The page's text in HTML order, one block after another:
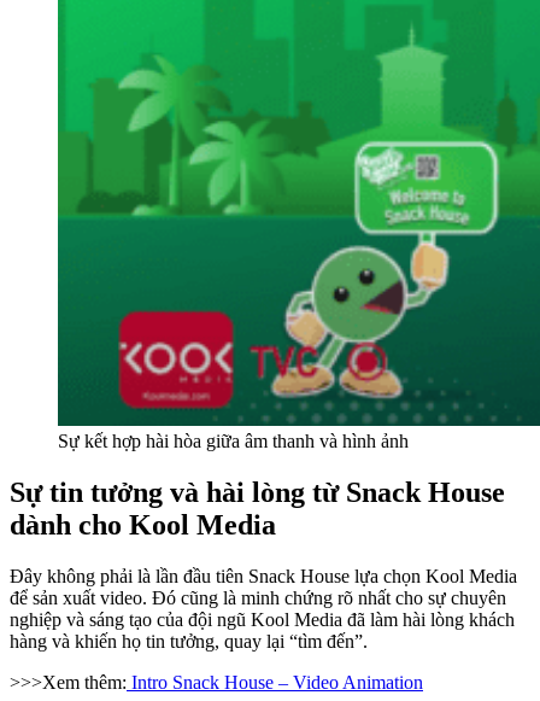
Sự kết hợp hài hòa giữa âm thanh và hình ảnh
Sự tin tưởng và hài lòng từ Snack House
dành cho Kool Media
Đây không phải là lần đầu tiên Snack House lựa chọn Kool Media
để sản xuất video. Đó cũng là minh chứng rõ nhất cho sự chuyên
nghiệp và sáng tạo của đội ngũ Kool Media đã làm hài lòng khách
hàng và khiến họ tin tưởng, quay lại “tìm đến”.
>>>Xem thêm: Intro Snack House – Video Animation